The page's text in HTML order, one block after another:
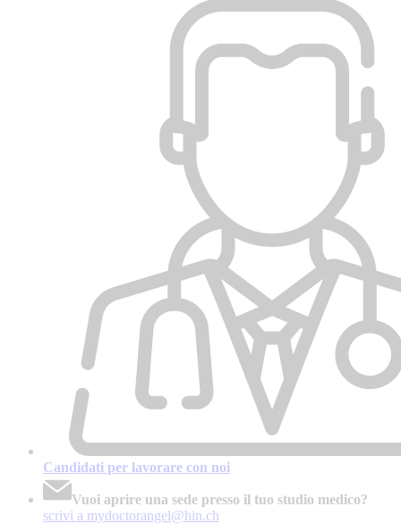
Candidati per lavorare con noi
Vuoi aprire una sede presso il tuo studio medico?
scrivi a mydoctorangel@hin.ch